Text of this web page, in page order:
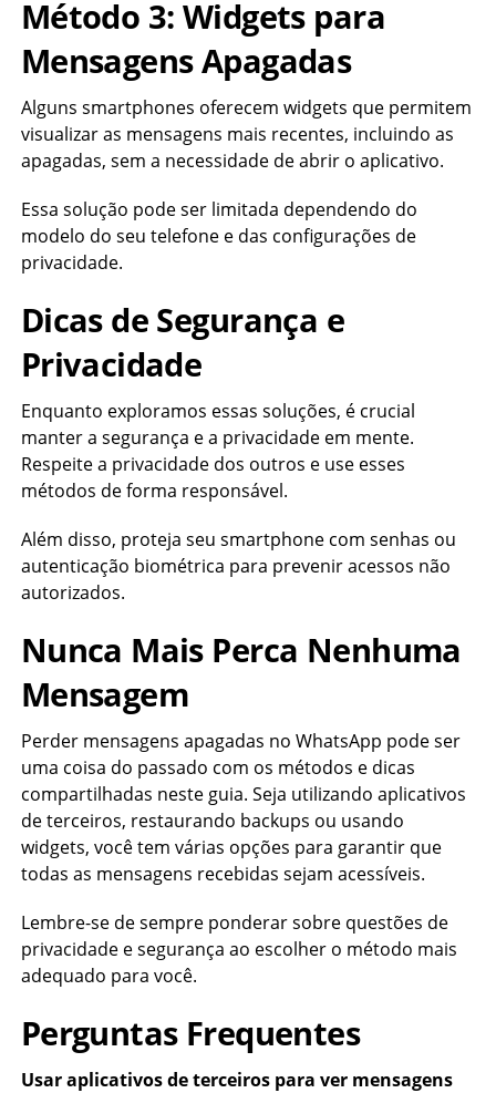
Método 3: Widgets para
Mensagens Apagadas
Alguns smartphones oferecem widgets que permitem
visualizar as mensagens mais recentes, incluindo as
apagadas, sem a necessidade de abrir o aplicativo.
Essa solução pode ser limitada dependendo do
modelo do seu telefone e das configurações de
privacidade.
Dicas de Segurança e
Privacidade
Enquanto exploramos essas soluções, é crucial
manter a segurança e a privacidade em mente.
Respeite a privacidade dos outros e use esses
métodos de forma responsável.
Além disso, proteja seu smartphone com senhas ou
autenticação biométrica para prevenir acessos não
autorizados.
Nunca Mais Perca Nenhuma
Mensagem
Perder mensagens apagadas no WhatsApp pode ser
uma coisa do passado com os métodos e dicas
compartilhadas neste guia. Seja utilizando aplicativos
de terceiros, restaurando backups ou usando
widgets, você tem várias opções para garantir que
todas as mensagens recebidas sejam acessíveis.
Lembre-se de sempre ponderar sobre questões de
privacidade e segurança ao escolher o método mais
adequado para você.
Perguntas Frequentes
Usar aplicativos de terceiros para ver mensagens